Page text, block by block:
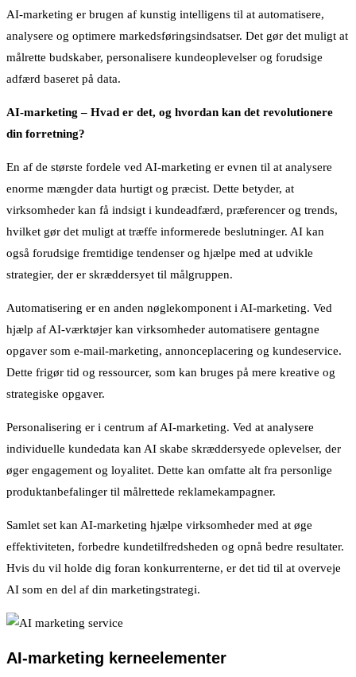
AI-marketing er brugen af kunstig intelligens til at automatisere,
analysere og optimere markedsføringsindsatser. Det gør det muligt at
målrette budskaber, personalisere kundeoplevelser og forudsige
adfærd baseret på data.
AI-marketing – Hvad er det, og hvordan kan det revolutionere
din forretning?
En af de største fordele ved AI-marketing er evnen til at analysere
enorme mængder data hurtigt og præcist. Dette betyder, at
virksomheder kan få indsigt i kundeadfærd, præferencer og trends,
hvilket gør det muligt at træffe informerede beslutninger. AI kan
også forudsige fremtidige tendenser og hjælpe med at udvikle
strategier, der er skræddersyet til målgruppen.
Automatisering er en anden nøglekomponent i AI-marketing. Ved
hjælp af AI-værktøjer kan virksomheder automatisere gentagne
opgaver som e-mail-marketing, annonceplacering og kundeservice.
Dette frigør tid og ressourcer, som kan bruges på mere kreative og
strategiske opgaver.
Personalisering er i centrum af AI-marketing. Ved at analysere
individuelle kundedata kan AI skabe skræddersyede oplevelser, der
øger engagement og loyalitet. Dette kan omfatte alt fra personlige
produktanbefalinger til målrettede reklamekampagner.
Samlet set kan AI-marketing hjælpe virksomheder med at øge
effektiviteten, forbedre kundetilfredsheden og opnå bedre resultater.
Hvis du vil holde dig foran konkurrenterne, er det tid til at overveje
AI som en del af din marketingstrategi.
AI-marketing kerneelementer